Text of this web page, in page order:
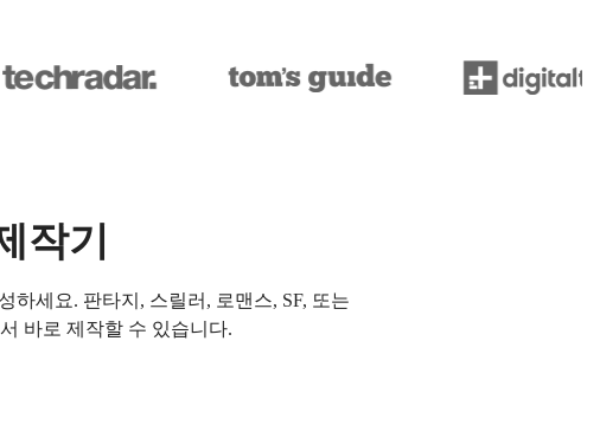
작기
하세요. 판타지, 스릴러, 로맨스, SF, 또는
바로 제작할 수 있습니다.